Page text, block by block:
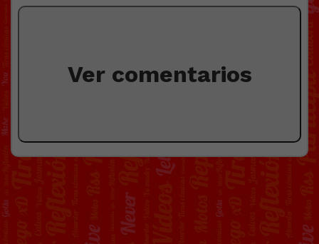
Ver comentarios